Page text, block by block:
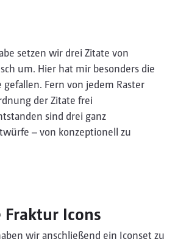
setzen wir drei Zitate von
um. Hier hat mir besonders die
gefallen. Fern von jedem Raster
der Zitate frei
sind drei ganz
– von konzeptionell zu
Fraktur Icons
wir anschließend ein Iconset zu